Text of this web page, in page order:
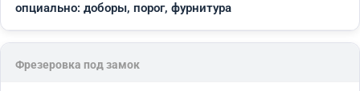
опциально: доборы, порог, фурнитура
Фрезеровка под замок